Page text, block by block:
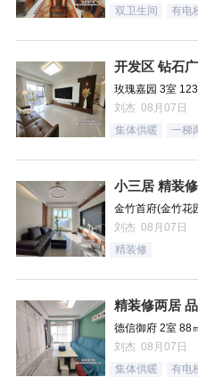
双卫生间 有电
玫瑰嘉园 3室
刘杰 08月07日
集体供暖 一梯
小三居 精装
金竹首府(金竹花
刘杰 08月07日
精装修
精装修两居
德信御府 2室 88
刘杰 08月07日
集体供暖 有电